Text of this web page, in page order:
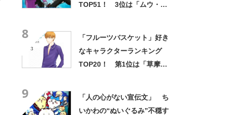
TOP51！ 3位は「ムウ・
8
「フルーツバスケット」好き
なキャラクターランキング
TOP20！ 第1位は「草摩
9
「人の心がない宣伝文」 ち
いかわの“ぬいぐるみ”不穏す